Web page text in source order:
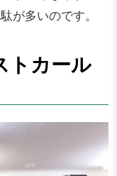
が多いのです。
トカール